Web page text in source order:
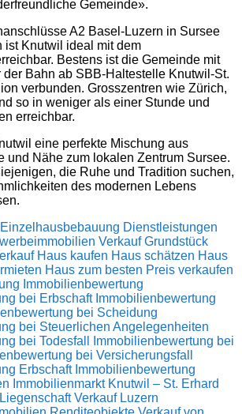
Gemeinde».
A2 Basel-Luzern in Sursee
ist Knutwil ideal mit dem
Bestens ist die Gemeinde mit
der Bahn ab SBB-Haltestelle Knutwil-St.
verbunden. Grosszentren wie Zürich,
so in weniger als einer Stunde und
erreichbar.
eine perfekte Mischung aus
und Nähe zum lokalen Zentrum Sursee.
die Ruhe und Tradition suchen,
des modernen Lebens
Dienstleistungen
VerkaufGrundstück
Haus kaufen Haus schätzen Haus
Haus zum besten Preis verkaufen
Immobilienbewertung
bei Erbschaft Immobilienbewertung
bei Scheidung
bei Steuerlichen Angelegenheiten
bei Todesfall
Immobilienbewertung bei
bei Versicherungsfall
Erbschaft Immobilienbewertung
Immobilienmarkt Knutwil – St. Erhard
Liegenschaft Verkauf Luzern